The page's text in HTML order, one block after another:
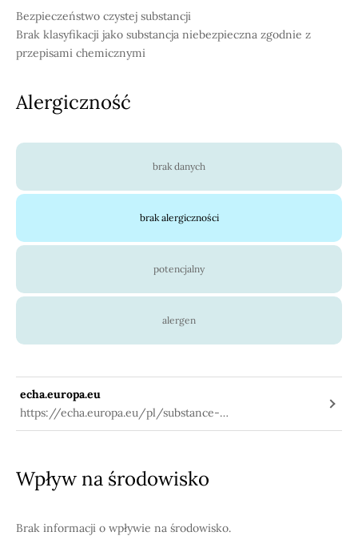
Bezpieczeństwo czystej substancji
Brak klasyfikacji jako substancja niebezpieczna zgodnie z
przepisami chemicznymi
Alergiczność
brak danych
brak alergiczności
potencjalny
alergen
echa.europa.eu
https://echa.europa.eu/pl/substance-
information/-/substanceinfo/100.005.571
Wpływ na środowisko
Brak informacji o wpływie na środowisko.